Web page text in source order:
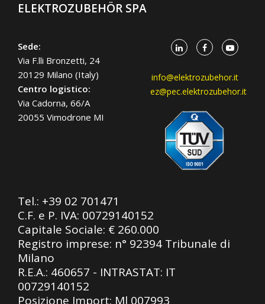
ELEKTROZUBEHÖR SPA
Sede:
Via F.lli Bronzetti, 24
20129 Milano (Italy)
Centro logistico:
Via Cadorna, 66/A
20055 Vimodrone MI
info@elektrozubehor.it
ez@pec.elektrozubehor.it
Tel.: +39 02 701471
C.F. e P. IVA: 00729140152
Capitale Sociale: € 260.000
Registro imprese: n° 92394 Tribunale di
Milano
R.E.A.: 460657 - INTRASTAT: IT
00729140152
Posizione Import: Ml 007993